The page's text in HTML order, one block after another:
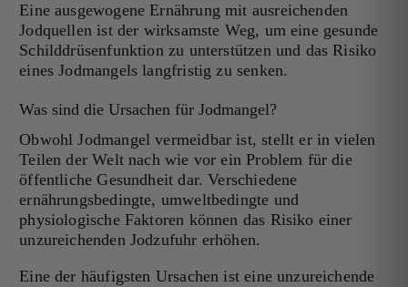
Eine ausgewogene Ernährung mit ausreichenden
Jodquellen ist der wirksamste Weg, um eine gesunde
Schilddrüsenfunktion zu unterstützen und das Risiko
eines Jodmangels langfristig zu senken.
Was sind die Ursachen für Jodmangel?
Obwohl Jodmangel vermeidbar ist, stellt er in vielen
Teilen der Welt nach wie vor ein Problem für die
öffentliche Gesundheit dar. Verschiedene
ernährungsbedingte, umweltbedingte und
physiologische Faktoren können das Risiko einer
unzureichenden Jodzufuhr erhöhen.
Eine der häufigsten Ursachen ist eine unzureichende